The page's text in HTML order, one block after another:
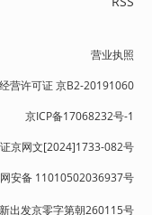
营业执照
营许可证 京B2-20191060
京ICP备17068232号-1
京网文[2024]1733-082号
安备 11010502036937号
出发京零字第朝260115号